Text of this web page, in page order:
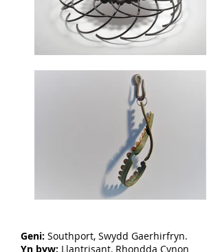
Geni: Southport, Swydd Gaerhirfryn.
Yn byw: Llantrisant, Rhondda Cynon